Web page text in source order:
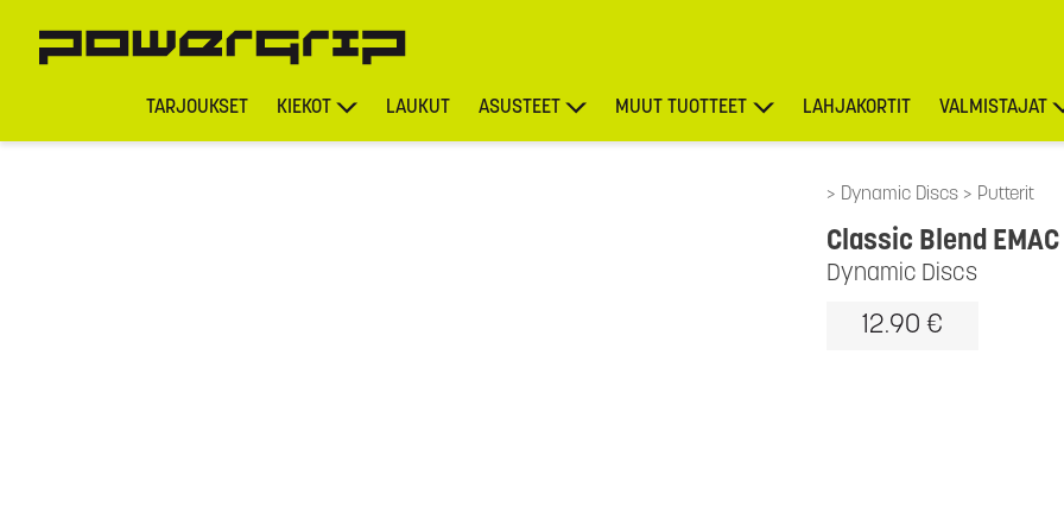
TARJOUKSET KIEKOT LAUKUT ASUSTEET MUUT TUOTTEET LAHJAKORTIT VALMISTAJAT
Dynamic Discs Putterit
Dynamic Discs
Classic Blend
12.90 €